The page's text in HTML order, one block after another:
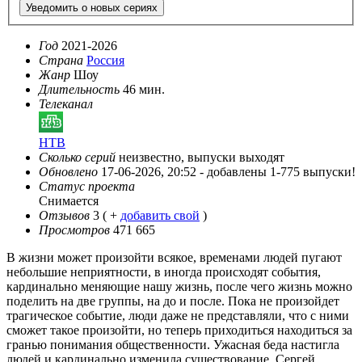
Уведомить о новых сериях
Год 2021-2026
Страна Россия
Жанр Шоу
Длительность 46 мин.
Телеканал
НТВ
Сколько серий неизвестно, выпуски выходят
Обновлено 17-06-2026, 20:52 - добавлены 1-775 выпуски!
Статус проекта
Снимается
Отзывов 3 ( + добавить свой )
Просмотров 471 665
В жизни может произойти всякое, временами людей пугают
небольшие неприятности, в иногда происходят события,
кардинально меняющие нашу жизнь, после чего жизнь можно
поделить на две группы, на до и после. Пока не произойдет
трагическое событие, люди даже не представляли, что с ними
сможет такое произойти, но теперь приходиться находиться за
гранью понимания общественности. Ужасная беда настигла